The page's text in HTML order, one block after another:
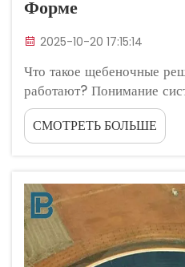
Форме
2025-10-20 17:15:14
Что такое щебеночные
работают? Понимание
и их назначения. Системы
работают как каркасные
превращающие рыхлый
СМОТРЕТЬ БОЛЬШЕ